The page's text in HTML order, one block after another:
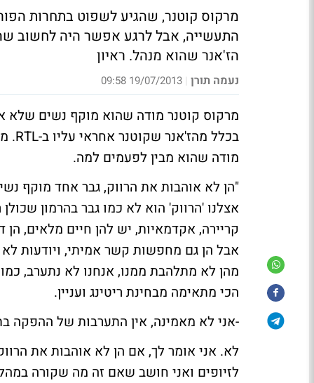
התעשייה, אבל לרגע אפשר היה לחשוב
הז'אנר שהוא מנהל. ראיון
נעמה תורן |
19/07/2013 09:58
מרקוס קוטנר מודה שהוא מוקף נשים שלא
מודה שהוא מבין לפעמים למה.
"הן לא אוהבות את הרווק, גבר אחד מוקף
אצלנו 'הרווק' הוא לא כמו גבר בהרמון
קריירה, אקדמאיות, יש להן חיים מלאים, הן
אבל הן גם מחפשות קשר אמיתי, ויודעות
מהן לא מתלהבת ממנו, אנחנו לא נתערב,
הכי מתאימה מבחינת ריטינג ועניין.
-אני לא מאמינה, אין התערבות של ההפקה
לא. אני אומר לך, אם הן לא אוהבות את
לזיופים ואני חושב שאם זה מה שקורה